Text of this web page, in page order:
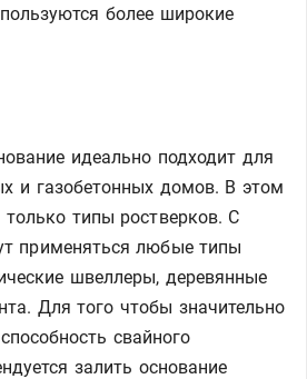
более широкие
идеально подходит для
и газобетонных домов. В этом
только типы ростверков. С
применяться любые типы
швеллеры, деревянные
Для того чтобы значительно
свайного
залить основание